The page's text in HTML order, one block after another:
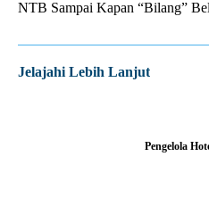
NTB Sampai Kapan “Bilang”
Jelajahi Lebih Lanjut
Pengelola